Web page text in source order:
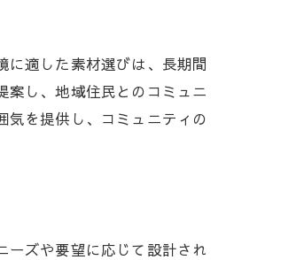
適した素材選びは、長期間
案し、地域住民とのコミュニ
気を提供し、コミュニティの
ーズや要望に応じて設計され